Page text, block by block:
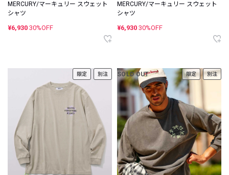
MERCURY/マーキュリー スウェット
シャツ
¥6,930 30%OFF
MERCURY/マーキュリー スウェット
シャツ
¥6,930 30%OFF
限定 別注 SOLD OUT 限定 別注